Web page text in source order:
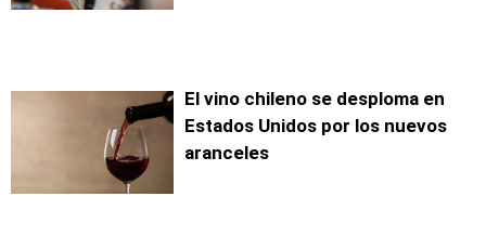
El vino chileno se desploma en
Estados Unidos por los nuevos
aranceles